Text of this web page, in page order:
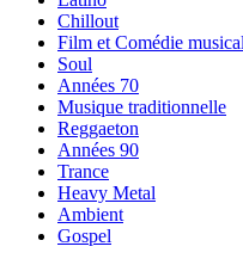
Chillout
Film et Comédie
Soul
Années 70
Musique traditionnelle
Reggaeton
Années 90
Trance
Heavy Metal
Ambient
Gospel